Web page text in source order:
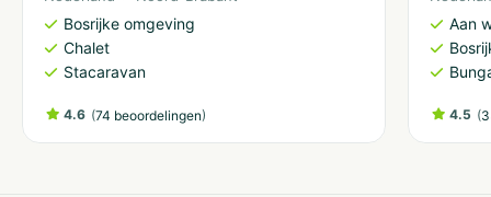
Bosrijke omgeving
Chalet
Stacaravan
4.6 (74 beoordelingen)
Aan
4.5 (